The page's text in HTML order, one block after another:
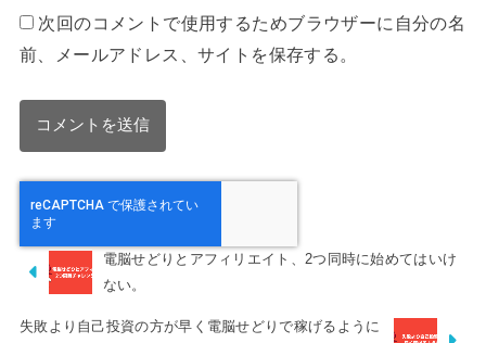
次回のコメントで使用するためブラウザーに自分の名
前、メールアドレス、サイトを保存する。
電脳せどりとアフィリエイト、2つ同時に始めてはいけ
ない。
失敗より自己投資の方が早く電脳せどりで稼げるように